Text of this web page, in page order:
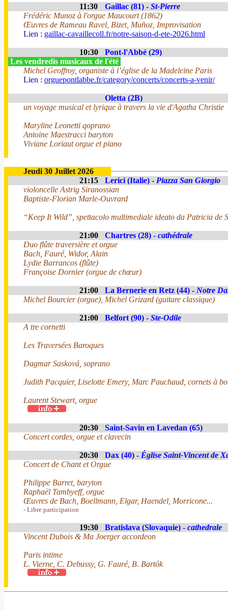
11:30 Gaillac (81) - St-Pierre
Frédéric Munoz à l'orgue Maucourt (1862)
Œuvres de Rameau Ravel, Bizet, Muñoz, Improvisation
Lien : gaillac-cavaillecoll.fr/notre-saison-d-ete-2026.html
10:30
Pont-l'Abbé (29)
Les vendredis musicaux de l'été
Michel Geoffroy, organiste à l’église de la Madeleine Paris
Lien : orguepontlabbe.fr/category/concerts/concerts-a-venir/
Oletta (2B)
un voyage musical et lyrique à travers la vie d'Agatha Christie
Maryline Leonetti qoprano
Antoine Maestracci baryton
Viviane Loriaut orgue et piano
Jeudi 30 Juillet 2026
21:15
Lerici (Italie) - Piazza San Giorgio
violoncelle Astrig Siranossian
Baptiste-Florian Marle-Ouvrard
“Keep It Wild”, spettacolo multimediale ideato da Patricia de
21:00 Chartres (28) - cathédrale
Duo flûte traversière et orgue
Bach, Fauré, Widor, Alain
Lydie Barrancos (flûte)
Françoise Dornier (orgue de chœur)
21:00 La Bernerie en Retz (44) - Notre
Michel Bourcier (orgue), Michel Grizard (guitare classique)
21:00 Belfort (90) - Ste-Odile
A tre cornetti
Les Traversées Baroques
Dagmar Sasková, soprano
Judith Pacquier, Liselotte Emery, Marc Pauchaud, cornets à
Laurent Stewart, orgue
20:30
Saint-Savin en Lavedan (65)
Concert cordes, orgue et clavecin
20:30 Dax (40) - Église Saint-Vincent de
Concert de Chant et Orgue
Philippe Barret, baryton
Raphaël Tambyeff, orgue
Œuvres de Bach, Boellmann, Elgar, Haendel, Morricone...
- Libre participation
19:30 Bratislava (Slovaquie) - cathedrale
Vincent Dubois & Ma Joerger accordeon
Paris intime
L. Vierne, C. Debussy, G. Fauré, B. Bartók